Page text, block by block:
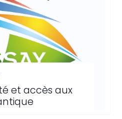
et accès aux